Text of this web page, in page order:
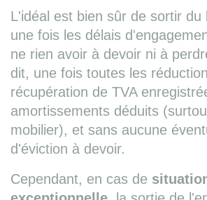
L'idéal est bien sûr de sortir du
une fois les délais
ne rien avoir à devoir ni à
dit, une fois toutes les
récupération de TVA
amortissements déduits
mobilier), et sans aucune
d'éviction à devoir.
Cependant, en cas de